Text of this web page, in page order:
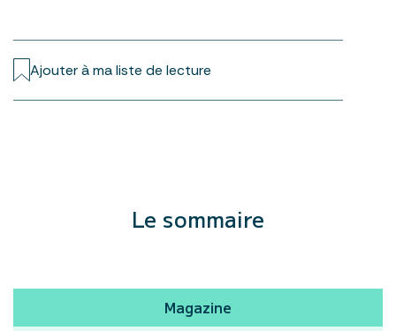
Ajouter à ma liste de lecture
Le sommaire
Magazine